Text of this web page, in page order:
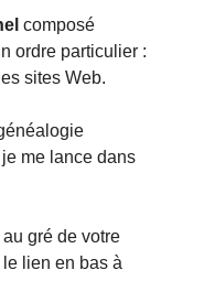
composé
ordre particulier :
sites Web.
me lance dans
gré de votre
lien en bas à